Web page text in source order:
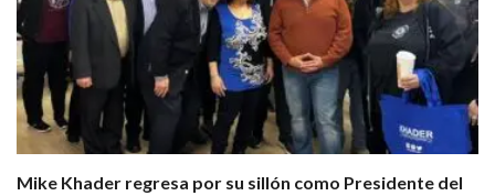
Mike Khader regresa por su sillón como Presidente del